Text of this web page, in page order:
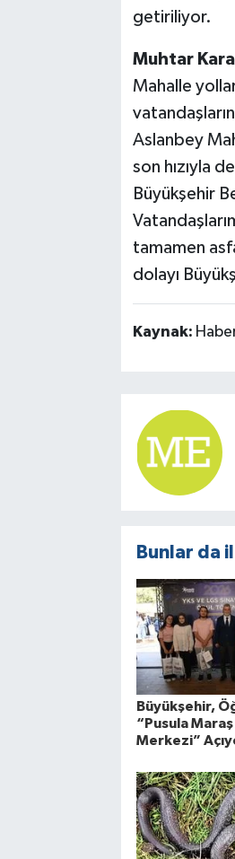
getiriliyor.
Muhtar
Mahalle
Aslanbey
son hızıyla
Büyükşehir
tamamen
dolayı
Kaynak:
Bunlar da
Büyükşehir,
“Pusula
Merkezi”